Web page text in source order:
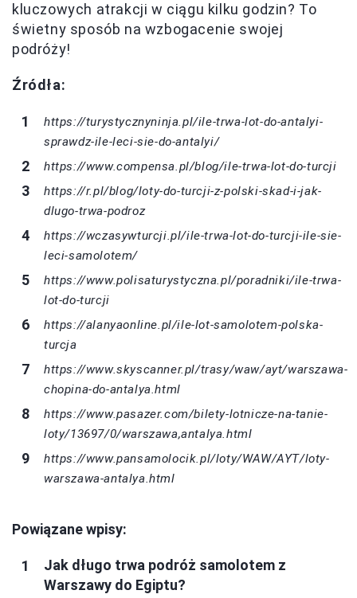
kluczowych atrakcji w ciągu kilku godzin? To
świetny sposób na wzbogacenie swojej
podróży!
Źródła:
https://turystycznyninja.pl/ile-trwa-lot-do-antalyi-
sprawdz-ile-leci-sie-do-antalyi/
https://www.compensa.pl/blog/ile-trwa-lot-do-turcji
https://r.pl/blog/loty-do-turcji-z-polski-skad-i-jak-
dlugo-trwa-podroz
https://wczasywturcji.pl/ile-trwa-lot-do-turcji-ile-sie-
leci-samolotem/
https://www.polisaturystyczna.pl/poradniki/ile-trwa-
lot-do-turcji
https://alanyaonline.pl/ile-lot-samolotem-polska-
turcja
https://www.skyscanner.pl/trasy/waw/ayt/warszawa-
chopina-do-antalya.html
https://www.pasazer.com/bilety-lotnicze-na-tanie-
loty/13697/0/warszawa,antalya.html
https://www.pansamolocik.pl/loty/WAW/AYT/loty-
warszawa-antalya.html
Powiązane wpisy:
Jak długo trwa podróż samolotem z
Warszawy do Egiptu?